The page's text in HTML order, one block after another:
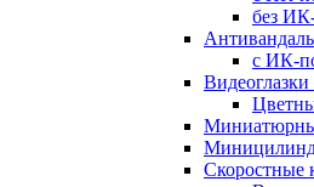
без
с ИК-
Видеоглазки
Скоростные